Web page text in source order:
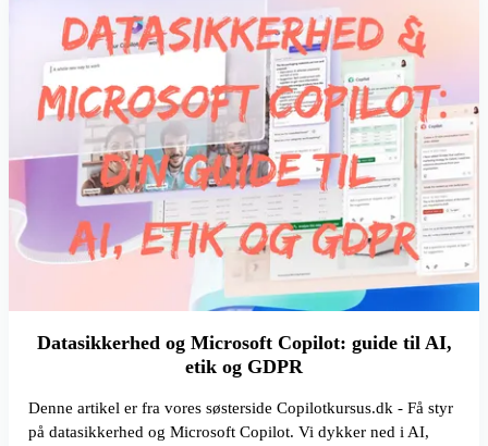
Datasikkerhed og Microsoft Copilot: guide til AI,
etik og GDPR
Denne artikel er fra vores søsterside Copilotkursus.dk - Få styr
på datasikkerhed og Microsoft Copilot. Vi dykker ned i AI,